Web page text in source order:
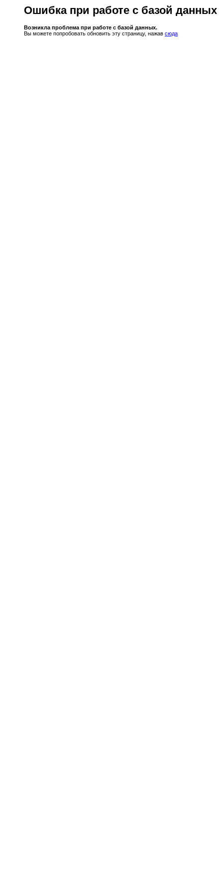
Ошибка при работе с базой данных
Возникла проблема при работе с базой данных.
Вы можете попробовать обновить эту страницу, нажав сюда